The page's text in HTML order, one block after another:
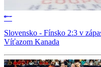
Slovensko - Fínsko 2:3 v
Víťazom Kanada